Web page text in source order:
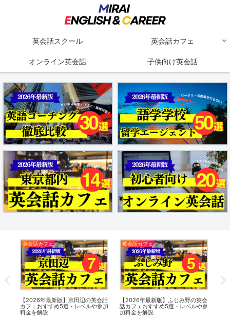
英会話スクール 英会話カフェ
オンライン英会話 子供向け英会話
英会話カフェ
【2026年最新版】京田辺の英会話
カフェおすすめ5選・レベルや参加
料金を解説
英会話カフェ
【2026年最新版】ふじみ野の英会
話カフェおすすめ5選・レベルや参
加料金を解説